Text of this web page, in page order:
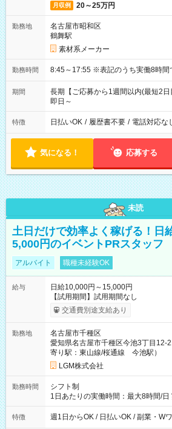
月収例 20～25万円
勤務地
名古屋市昭和区
鶴舞駅
素材系メーカー
勤務時間 8:45～17:55 ※表記のうち実働8時
期間
長期【ご応募から1週間以内(最短2日
即日～
特徴 日払いOK / 履歴書不要 / 電話対応な
気になる！ 応募する
未読
土日だけで効率よく稼げる！日
5,000円のイベントPRスタッフ
アルバイト 職種未経験OK
給与
日給10,000円～15,000円
【試用期間】試用期間なし
交通費別途支給あり
勤務地
名古屋市千種区
愛知県名古屋市千種区今池3丁目12-
寄り駅：東山線/桜通線 今池駅）
LGM株式会社
勤務時間
シフト制
1日あたりの実働時間：最大8時間/日
特徴 週1日からOK / 日払いOK / 副業・W